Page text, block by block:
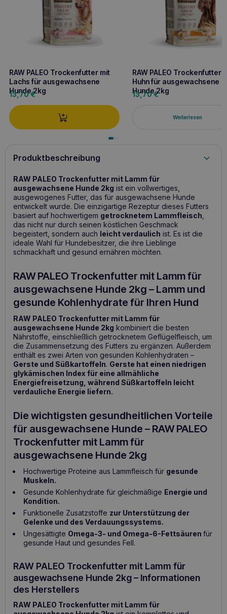
RAW PALEO Trockenfutter mit
Lachs für ausgewachsene
Hunde 2kg
13,70€
RAW PALEO Trockenfutter
Huhn für ausgewachsene
Hunde 2kg
13,70€
Weiterlesen
Produktbeschreibung
RAW PALEO Trockenfutter mit Lamm für
ausgewachsene Hunde 2kg ist ein vollwertiges,
ausgewogenes Futter, das für ausgewachsene Hunde
entwickelt wurde. Die einzigartige Rezeptur dieses Futters
basiert auf hochwertigem getrocknetem Lammfleisch
das nicht nur durch seinen köstlichen Geschmack
begeistert, sondern auch leicht verdaulich ist. Es ist die
ideale Wahl für Hundebesitzer, die ihre Lieblinge
schmackhaft und gesund ernähren möchten.
RAW PALEO Trockenfutter mit Lamm für
ausgewachsene Hunde 2kg – Lamm und
gesunde Kohlenhydrate für Ihren Hund
RAW PALEO Trockenfutter mit Lamm für
ausgewachsene Hunde 2kg kombiniert die besten
Nährstoffe, einschließlich getrocknetem Geflügelfleisch, um
die Zusammensetzung des Futters zu ergänzen. Außerdem
enthält es zwei Arten von gesunden Kohlenhydraten –
Gerste und Süßkartoffeln. Gerste hat einen niedrigen
glykämischen Index für eine allmähliche
Energiefreisetzung, während Süßkartoffeln leicht
verdauliche Energie liefern.
Die wichtigsten gesundheitlichen Vorteile
für ausgewachsene Hunde – RAW PALEO
Trockenfutter mit Lamm für
ausgewachsene Hunde 2kg
Hochwertige Proteine aus Lammfleisch für gesunde
Muskeln.
Gesunde Kohlenhydrate für gleichmäßige Energie und
Kondition.
Funktionelle Zusatzstoffe zur Unterstützung der
Gelenke und des Verdauungssystems.
Ungesättigte Omega-3- und Omega-6-Fettsäuren für
gesunde Haut und gesundes Fell.
RAW PALEO Trockenfutter mit Lamm für
ausgewachsene Hunde 2kg – Informationen
des Herstellers
RAW PALEO Trockenfutter mit Lamm für